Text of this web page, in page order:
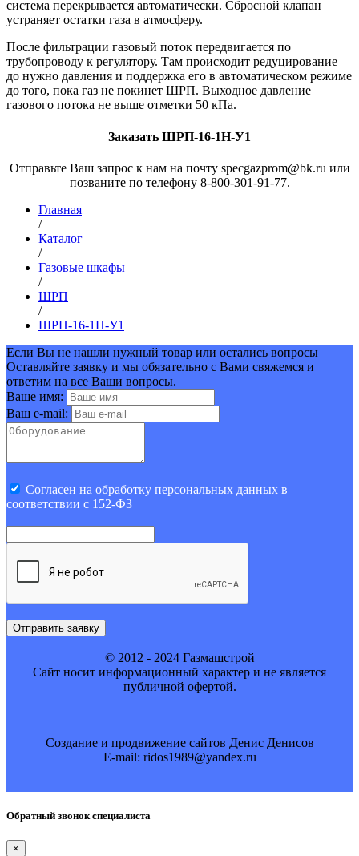
система перекрывается автоматически. Сбросной клапан
устраняет остатки газа в атмосферу.
После фильтрации газовый поток передвигается по
трубопроводу к регулятору. Там происходит редуцирование
до нужно давления и поддержка его в автоматическом режиме
до того, пока газ не покинет ШРП. Выходное давление
газового потока не выше отметки 50 кПа.
Заказать ШРП-16-1Н-У1
Отправьте Ваш запрос к нам на почту specgazprom@bk.ru или
позваните по телефону 8-800-301-91-77.
Главная
/
Каталог
/
Газовые шкафы
/
ШРП
/
ШРП-16-1Н-У1
Если Вы не нашли нужный товар или остались вопросы
Оставляйте заявку и мы обязательно с Вами свяжемся и
ответим на все Ваши вопросы.
Ваше имя:
Ваш e-mail:
Cогласен на обработку персональных данных в
соответствии с 152-ФЗ
Отправить заявку
© 2012 - 2024 Газмашстрой
Cайт носит информационный характер и не является
публичной офертой.
Создание и продвижение сайтов Денис Денисов
E-mail: ridos1989@yandex.ru
Обратный звонок специалиста
×